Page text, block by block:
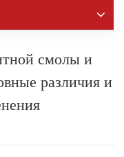
смолы и
различия и